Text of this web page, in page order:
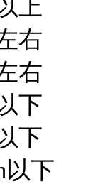
上
右
右
下
下
以下